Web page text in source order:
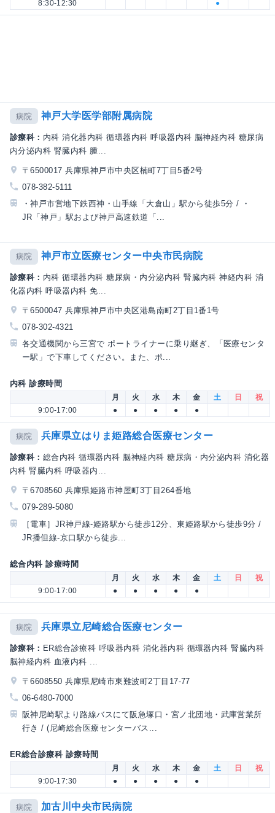
8:30-12:30
●
病院 神戸大学医学部附属病院
診療科： 内科 消化器内科 循環器内科 呼吸器内科 脳神経内科 糖尿病
内分泌内科 腎臓内科 腫...
〒6500017 兵庫県神戸市中央区楠町7丁目5番2号
078-382-5111
・神戸市営地下鉄西神・山手線「大倉山」駅から徒歩5分 / ・
JR「神戸」駅および神戸高速鉄道「...
病院 神戸市立医療センター中央市民病院
診療科： 内科 循環器内科 糖尿病・内分泌内科 腎臓内科 神経内科 消
化器内科 呼吸器内科 免...
〒6500047 兵庫県神戸市中央区港島南町2丁目1番1号
078-302-4321
各交通機関から三宮で ポートライナーに乗り継ぎ、「医療センタ
ー駅」で下車してください。また、ポ...
内科 診療時間
月 火 水 木 金 土 日
祝
9:00-17:00
● ● ● ● ●
病院 兵庫県立はりま姫路総合医療センター
診療科： 総合内科 循環器内科 脳神経内科 糖尿病・内分泌内科 消化器
内科 腎臓内科 呼吸器内...
〒6708560 兵庫県姫路市神屋町3丁目264番地
079-289-5080
［電車］JR神戸線-姫路駅から徒歩12分、東姫路駅から徒歩9分 /
JR播但線-京口駅から徒歩...
総合内科 診療時間
月 火 水 木 金 土 日
祝
9:00-17:00
● ● ● ● ●
病院 兵庫県立尼崎総合医療センター
診療科： ER総合診療科 呼吸器内科 消化器内科 循環器内科 腎臓内科
脳神経内科 血液内科 ...
〒6608550 兵庫県尼崎市東難波町2丁目17-77
06-6480-7000
阪神尼崎駅より路線バスにて阪急塚口・宮ノ北団地・武庫営業所
行き / (尼崎総合医療センターバス...
ER総合診療科 診療時間
月 火 水 木 金 土 日
祝
9:00-17:30
● ● ● ● ●
病院 加古川中央市民病院